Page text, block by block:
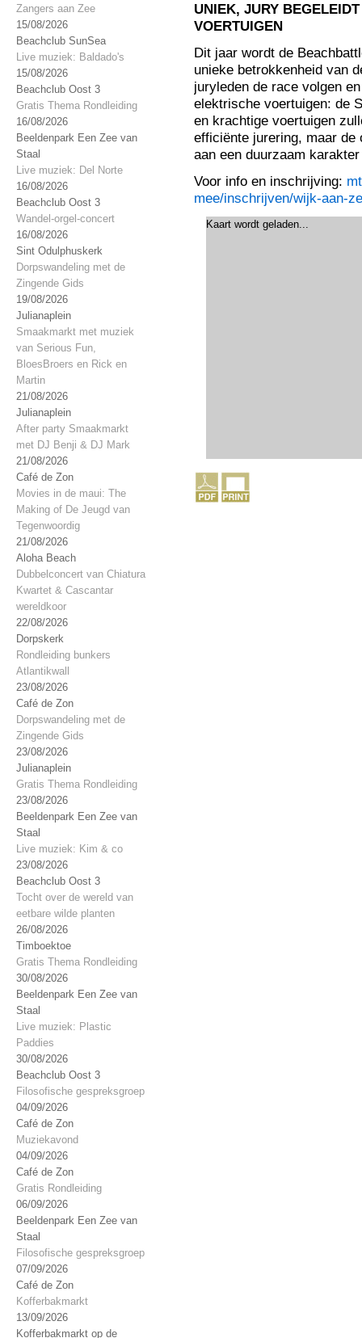
Zangers aan Zee
15/08/2026
Beachclub SunSea
Live muziek: Baldado's
15/08/2026
Beachclub Oost 3
Gratis Thema Rondleiding
16/08/2026
Beeldenpark Een Zee van
Staal
Live muziek: Del Norte
16/08/2026
Beachclub Oost 3
Wandel-orgel-concert
16/08/2026
Sint Odulphuskerk
Dorpswandeling met de
Zingende Gids
19/08/2026
Julianaplein
Smaakmarkt met muziek
van Serious Fun,
BloesBroers en Rick en
Martin
21/08/2026
Julianaplein
After party Smaakmarkt
met DJ Benji & DJ Mark
21/08/2026
Café de Zon
Movies in de maui: The
Making of De Jeugd van
Tegenwoordig
21/08/2026
Aloha Beach
Dubbelconcert van Chiatura
Kwartet & Cascantar
wereldkoor
22/08/2026
Dorpskerk
Rondleiding bunkers
Atlantikwall
23/08/2026
Café de Zon
Dorpswandeling met de
Zingende Gids
23/08/2026
Julianaplein
Gratis Thema Rondleiding
23/08/2026
Beeldenpark Een Zee van
Staal
Live muziek: Kim & co
23/08/2026
Beachclub Oost 3
Tocht over de wereld van
eetbare wilde planten
26/08/2026
Timboektoe
Gratis Thema Rondleiding
30/08/2026
Beeldenpark Een Zee van
Staal
Live muziek: Plastic
Paddies
30/08/2026
Beachclub Oost 3
Filosofische gespreksgroep
04/09/2026
Café de Zon
Muziekavond
04/09/2026
Café de Zon
Gratis Rondleiding
06/09/2026
Beeldenpark Een Zee van
Staal
Filosofische gespreksgroep
07/09/2026
Café de Zon
Kofferbakmarkt
13/09/2026
Kofferbakmarkt op de
UNIEK, JURY
VOERTUIGEN
Dit jaar wordt de
unieke betrokkenheid van
juryleden de race volgen
elektrische voertuigen: de
en krachtige voertuigen
efficiënte jurering, maar de
aan een duurzaam
Voor info en inschrijving:
mee/inschrijven/wijk-aan-
Kaart wordt geladen...